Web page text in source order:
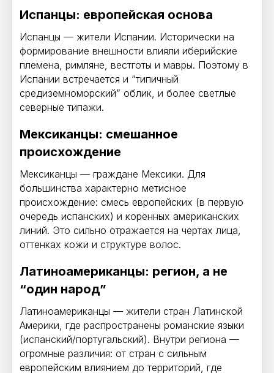
Испанцы: европейская основа
Испанцы — жители Испании. Исторически на
формирование внешности влияли иберийские
племена, римляне, вестготы и мавры. Поэтому в
Испании встречается и “типичный
средиземноморский” облик, и более светлые
северные типажи.
Мексиканцы: смешанное
происхождение
Мексиканцы — граждане Мексики. Для
большинства характерно метисное
происхождение: смесь европейских (в первую
очередь испанских) и коренных американских
линий. Это сильно отражается на чертах лица,
оттенках кожи и структуре волос.
Латиноамериканцы: регион, а не
“один народ”
Латиноамериканцы — жители стран Латинской
Америки, где распространены романские языки
(испанский/португальский). Внутри региона —
огромные различия: от стран с сильным
европейским влиянием до территорий, где